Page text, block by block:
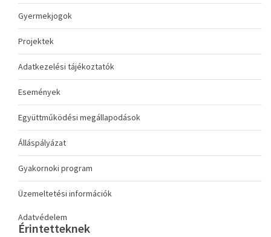
Gyermekjogok
Projektek
Adatkezelési tájékoztatók
Események
Együttműködési megállapodások
Álláspályázat
Gyakornoki program
Üzemeltetési információk
Adatvédelem
Érintetteknek